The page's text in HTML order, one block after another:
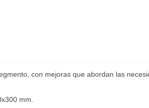
con mejoras que abordan las
mm.